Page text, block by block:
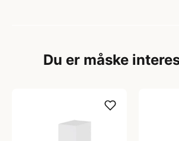
Du er måske